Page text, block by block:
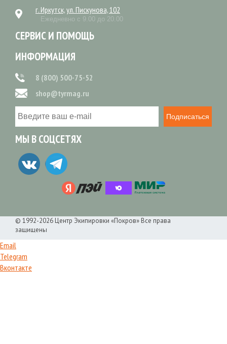
г. Иркутск, ул. Пискунова, 102
Ежедневно с 9.00 до 20.00
СЕРВИС И ПОМОЩЬ
ИНФОРМАЦИЯ
8 (800) 500-75-52
shop@tyrmag.ru
Подписаться
МЫ В СОЦСЕТЯХ
© 1992-2026 Центр Экипировки «Покров» Все права
защищены
Email
Telegram
Вконтакте